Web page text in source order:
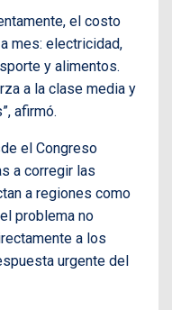
el costo
mes: electricidad,
y alimentos.
a la clase media y
afirmó.
el Congreso
a corregir las
a regiones como
problema no
a los
urgente del